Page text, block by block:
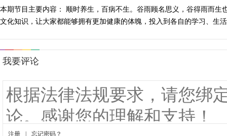
本期节目主要内容： 顺时养生，百病不生。谷雨顾名思义，谷得雨而
文化知识，让大家都能够拥有更加健康的体魄，投入到各自的学习、生